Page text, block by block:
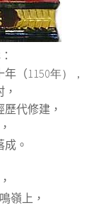
年（1150年），
代修建，
。
嶺上，